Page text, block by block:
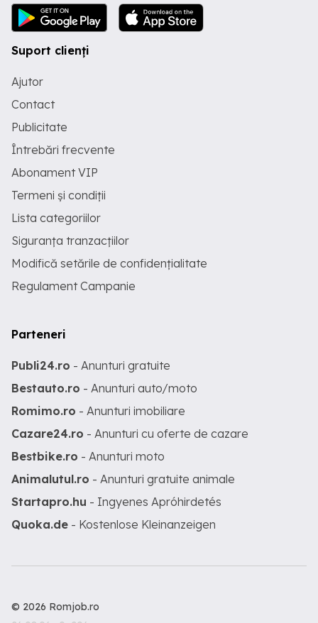
Suport clienți
Ajutor
Contact
Publicitate
Întrebări frecvente
Abonament VIP
Termeni și condiții
Lista categoriilor
Siguranța tranzacțiilor
Modifică setările de confidențialitate
Regulament Campanie
Parteneri
Publi24.ro - Anunturi gratuite
Bestauto.ro - Anunturi auto/moto
Romimo.ro - Anunturi imobiliare
Cazare24.ro - Anunturi cu oferte de cazare
Bestbike.ro - Anunturi moto
Animalutul.ro - Anunturi gratuite animale
Startapro.hu - Ingyenes Apróhirdetés
Quoka.de - Kostenlose Kleinanzeigen
© 2026 Romjob.ro